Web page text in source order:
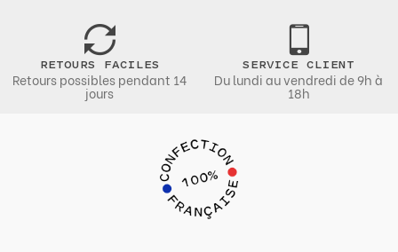
RETOURS FACILES
Retours possibles pendant 14
jours
SERVICE CLIENT
Du lundi au vendredi de 9h à
18h